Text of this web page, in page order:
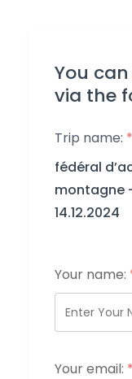
You
via the
Trip name: *
fédéral
montagne
14.12.2024
Your name:
Your email: *